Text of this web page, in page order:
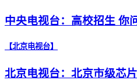
中央电视台：高校招生 你
【北京电视台】
北京电视台：北京市级芯